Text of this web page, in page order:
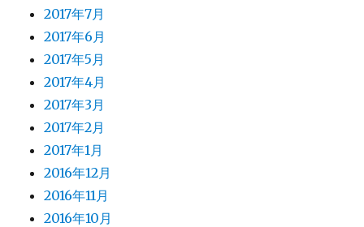
2017年7月
2017年6月
2017年5月
2017年4月
2017年3月
2017年2月
2017年1月
2016年12月
2016年11月
2016年10月